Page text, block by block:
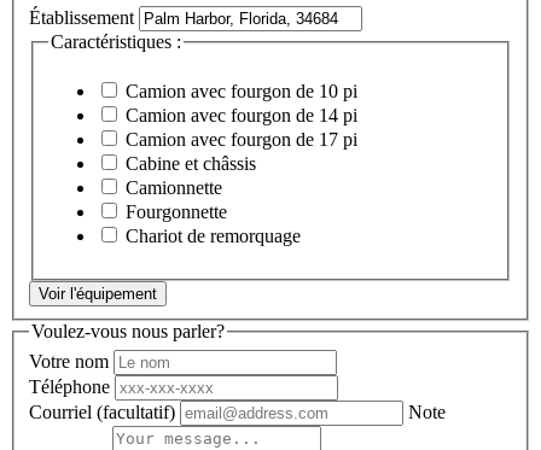
Établissement
Caractéristiques :
Camion avec fourgon de 10 pi
Camion avec fourgon de 14 pi
Camion avec fourgon de 17 pi
Cabine et châssis
Camionnette
Fourgonnette
Chariot de remorquage
Voir l'équipement
Voulez-vous nous parler?
Votre nom
Téléphone
Courriel (facultatif) Note